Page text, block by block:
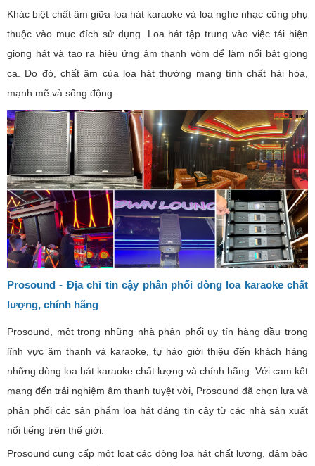
Khác biệt chất âm giữa loa hát karaoke và loa nghe nhạc cũng phụ
thuộc vào mục đích sử dụng. Loa hát tập trung vào việc tái hiện
giọng hát và tạo ra hiệu ứng âm thanh vòm để làm nổi bật giọng
ca. Do đó, chất âm của loa hát thường mang tính chất hài hòa,
mạnh mẽ và sống động.
Prosound - Địa chỉ tin cậy phân phối dòng loa karaoke chất
lượng, chính hãng
Prosound, một trong những nhà phân phối uy tín hàng đầu trong
lĩnh vực âm thanh và karaoke, tự hào giới thiệu đến khách hàng
những dòng loa hát karaoke chất lượng và chính hãng. Với cam kết
mang đến trải nghiệm âm thanh tuyệt vời, Prosound đã chọn lựa và
phân phối các sản phẩm loa hát đáng tin cậy từ các nhà sản xuất
nổi tiếng trên thế giới.
Prosound cung cấp một loạt các dòng loa hát chất lượng, đảm bảo